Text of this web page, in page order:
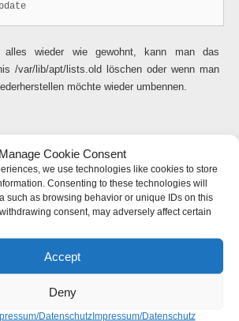
Manage Cookie Consent
we use technologies like cookies to store
Consenting to these technologies will
such as browsing behavior or unique IDs on this
consent, may adversely affect certain
Accept
Deny
DatenschutzImpressum/Datenschutz
alles wieder wie gewohnt, kann man das
/var/lib/apt/lists.old löschen oder wenn man
möchte wieder umbennen.
artikel/58238/ubntu-software-center.html
Edge“-Software installieren leicht